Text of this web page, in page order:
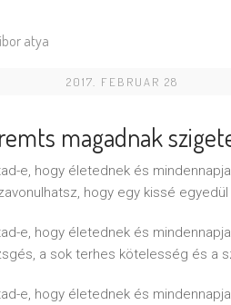
atya
2017. FEBRUAR 28
magadnak
e, hogy életednek és
hogy egy kissé
e, hogy életednek és
a sok terhes kötelesség és a
e, hogy életednek és